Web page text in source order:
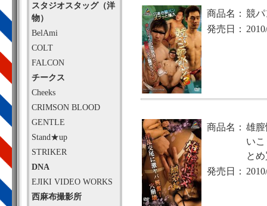
スタジオスタッグ（洋
物）
BelAmi
COLT
FALCON
チークス
Cheeks
CRIMSON BLOOD
GENTLE
Stand★up
STRIKER
DNA
EJIKI VIDEO WORKS
西麻布撮影所
商品名： 競パ
発売日：
商品名： 雄
い
と
発売日：